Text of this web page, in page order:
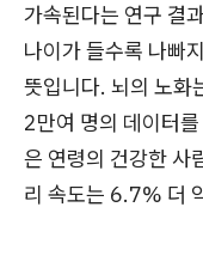
가속된다는 연구 결
나이가 들수록 나빠
뜻입니다. 뇌의 노화
2만여 명의 데이터
은 연령의 건강한
리 속도는 6.7% 더